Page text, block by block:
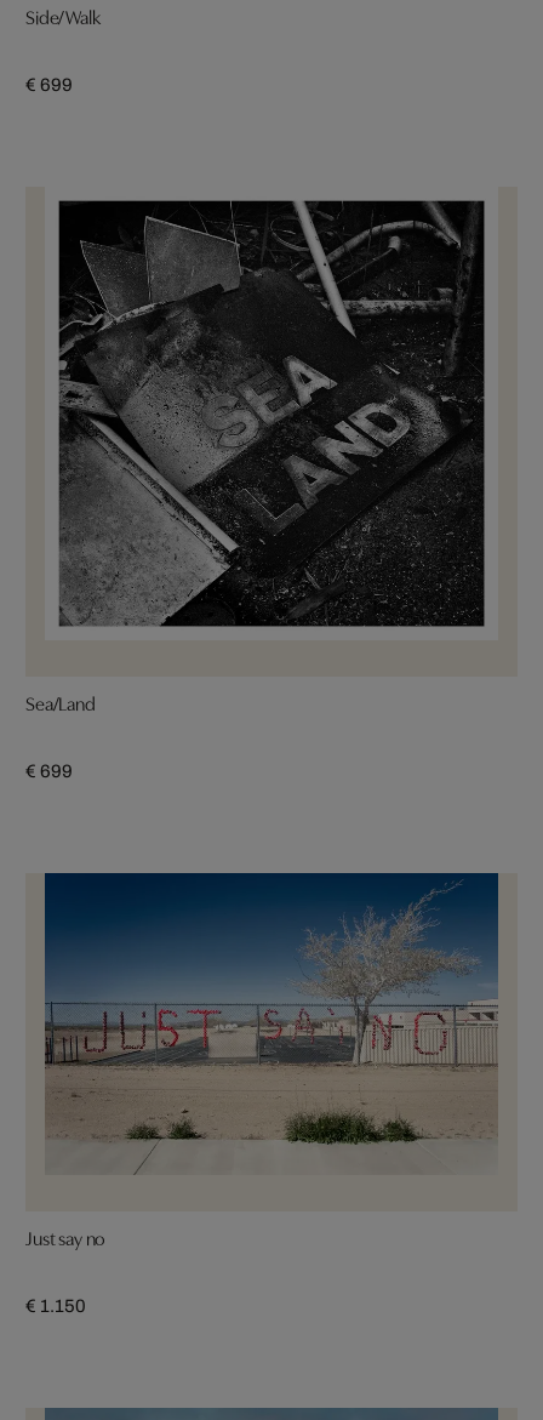
Side/Walk
€ 699
Sea/Land
€ 699
Just say no
€ 1.150